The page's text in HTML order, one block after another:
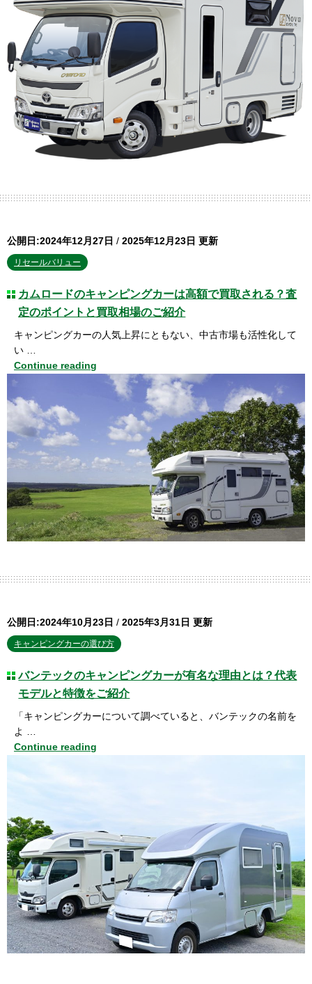
公開日:2024年12月27日 / 2025年12月23日 更新
リセールバリュー
カムロードのキャンピングカーは高額で買取される？査
定のポイントと買取相場のご紹介
キャンピングカーの人気上昇にともない、中古市場も活性化して
い …
Continue reading
公開日:2024年10月23日 / 2025年3月31日 更新
キャンピングカーの選び方
バンテックのキャンピングカーが有名な理由とは？代表
モデルと特徴をご紹介
「キャンピングカーについて調べていると、バンテックの名前を
よ …
Continue reading